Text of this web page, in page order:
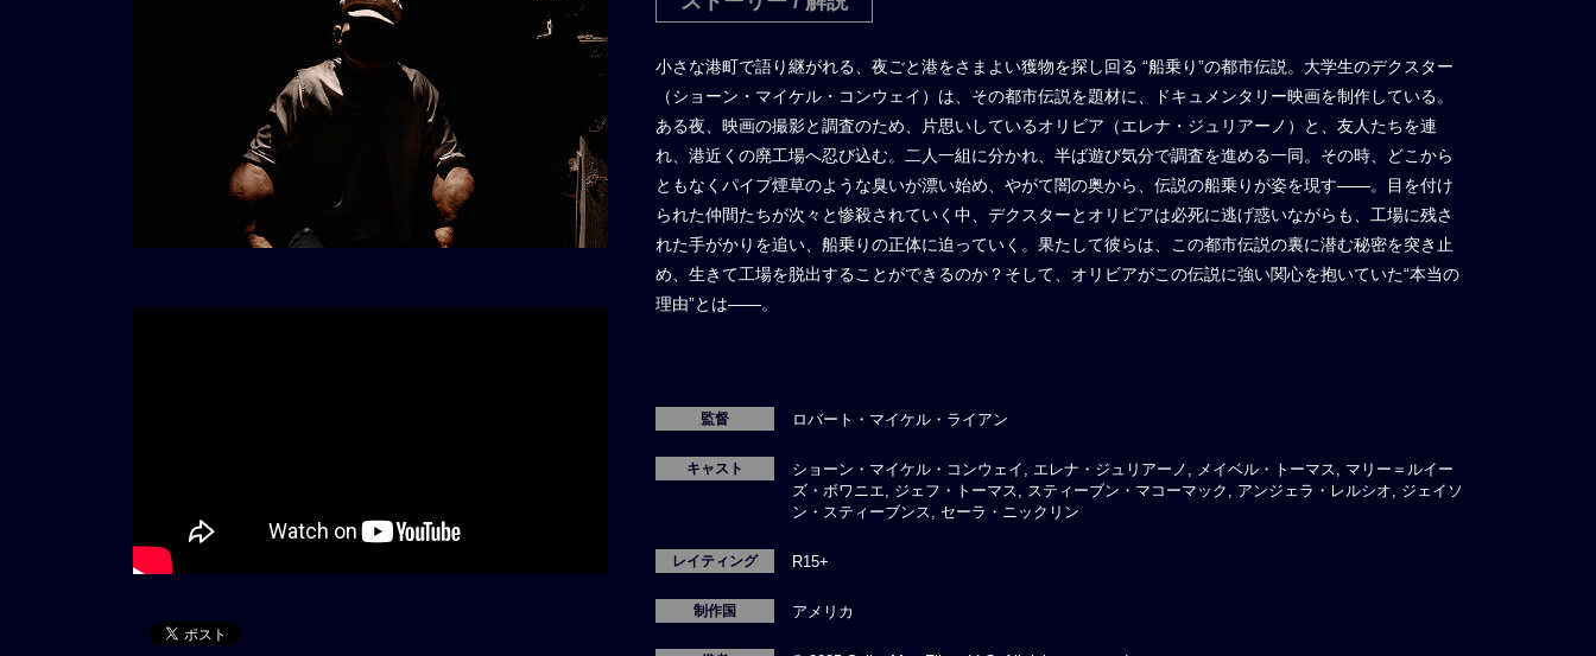
小さな港町で語り継がれる、夜ごと港をさまよい獲物を探し回る “船乗り”の都市伝説。大学生のデクスター
（ショーン・マイケル・コンウェイ）は、その都市伝説を題材に、ドキュメンタリー映画を制作している。
ある夜、映画の撮影と調査のため、片思いしているオリビア（エレナ・ジュリアーノ）と、友人たちを連
れ、港近くの廃工場へ忍び込む。二人一組に分かれ、半ば遊び気分で調査を進める一同。その時、どこから
ともなくパイプ煙草のような臭いが漂い始め、やがて闇の奥から、伝説の船乗りが姿を現す――。目を付け
られた仲間たちが次々と惨殺されていく中、デクスターとオリビアは必死に逃げ惑いながらも、工場に残さ
れた手がかりを追い、船乗りの正体に迫っていく。果たして彼らは、この都市伝説の裏に潜む秘密を突き止
め、生きて工場を脱出することができるのか？そして、オリビアがこの伝説に強い関心を抱いていた“本当の
理由”とは――。
監督 ロバート・マイケル・ライアン
キャスト
ショーン・マイケル・コンウェイ, エレナ・ジュリアーノ, メイベル・トーマス, マリー＝ルイー
ズ・ボワニエ, ジェフ・トーマス, スティーブン・マコーマック, アンジェラ・レルシオ, ジェイソ
ン・スティーブンス, セーラ・ニックリン
レイティング R15+
制作国 アメリカ